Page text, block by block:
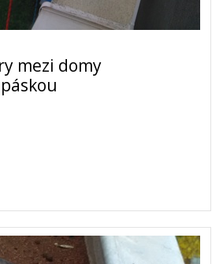
mezi domy